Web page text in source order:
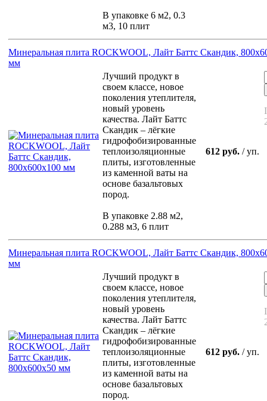
В упаковке 6 м2, 0.3
м3, 10 плит
Минеральная плита ROCKWOOL, Лайт Баттс Скандик,
мм
Лучший продукт в
своем классе, новое
поколения утеплителя,
новый уровень
качества. Лайт Баттс
Скандик – лёгкие
гидрофобизированные
теплоизоляционные
плиты, изготовленные
из каменной ваты на
основе базальтовых
пород.
В упаковке 2.88 м2,
0.288 м3, 6 плит
612 руб. / уп.
Минеральная плита ROCKWOOL, Лайт Баттс Скандик,
мм
Лучший продукт в
своем классе, новое
поколения утеплителя,
новый уровень
качества. Лайт Баттс
Скандик – лёгкие
гидрофобизированные
теплоизоляционные
плиты, изготовленные
из каменной ваты на
основе базальтовых
пород.
612 руб. / уп.